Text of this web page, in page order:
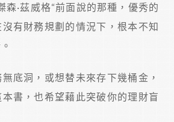
森·茲威格“前面說的那種，優秀的
有財務規劃的情況下，根本不知
底洞，或想替未來存下幾桶金，
書，也希望藉此突破你的理財盲